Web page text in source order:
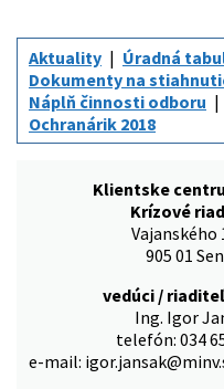
Aktuality
Úradná
Dokumenty na
Náplň činnosti odboru
Ochranárik 2018
Klientske
Krízové
Vajanského
905 01
vedúci /
Ing. Igor
telefón: 034
e-mail: